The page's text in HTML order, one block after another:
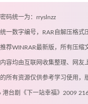
码统一为：rryslnzz
一数字编号，RAR自解压格
荐WINRAR最新版，所有压
容均由互联网收集整理、网友
所有资源仅供参考学习使用，
港台剧《下一站幸福》2009